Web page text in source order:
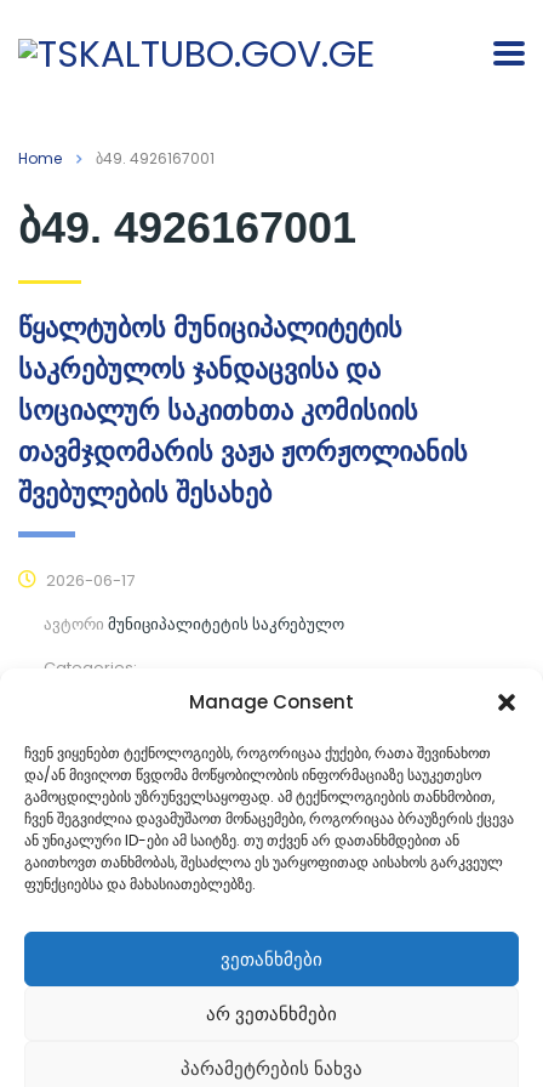
Manage Consent
ჩვენ ვიყენებთ ტექნოლოგიებს, როგორიცაა ქუქები, რათა შევინახოთ
და/ან მივიღოთ წვდომა მოწყობილობის ინფორმაციაზე საუკეთესო
გამოცდილების უზრუნველსაყოფად. ამ ტექნოლოგიების თანხმობით,
ჩვენ შეგვიძლია დავამუშაოთ მონაცემები, როგორიცაა ბრაუზერის ქცევა
ან უნიკალური ID-ები ამ საიტზე. თუ თქვენ არ დათანხმდებით ან
გაითხოვთ თანხმობას, შესაძლოა ეს უარყოფითად აისახოს გარკვეულ
ფუნქციებსა და მახასიათებლებზე.
ვეთანხმები
არ ვეთანხმები
პარამეტრების ნახვა
Home ბ49. 4926167001
ბ49. 4926167001
წყალტუბოს მუნიციპალიტეტის
საკრებულოს ჯანდაცვისა და
სოციალურ საკითხთა კომისიის
თავმჯდომარის ვაჟა ჟორჟოლიანის
შვებულების შესახებ
2026-06-17
ავტორი მუნიციპალიტეტის საკრებულო
Categories:
კომენტარები ჯერ არ არის
ᲒᲐᲜᲐᲒᲠᲫᲔ ᲙᲘᲗᲮᲕᲐ
Georgian